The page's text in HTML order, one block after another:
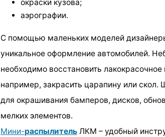
окраски кузова;
аэрографии.
С помощью маленьких моделей
уникальное оформление автомобилей.
необходимо восстановить
например, закрасить царапину или
для окрашивания бамперов, дисков,
мелких элементов.
Мини-распылитель ЛКМ – удобный